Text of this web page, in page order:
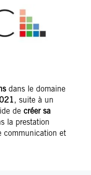
dans le domaine
, suite à un
de créer sa
la prestation
communication et